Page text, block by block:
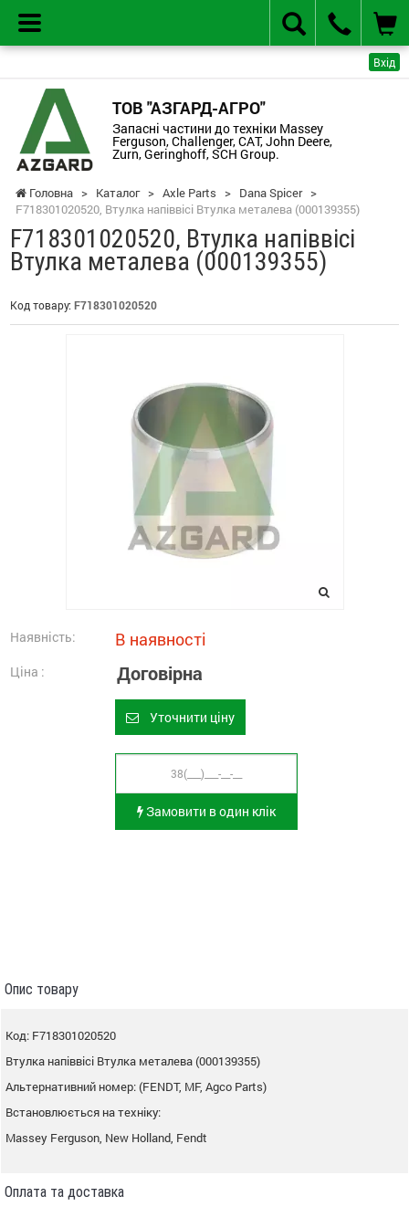
Вхід
ТОВ "АЗГАРД-АГРО"
Запасні частини до техніки Massey
Ferguson, Challenger, CAT, John Deere,
Zurn, Geringhoff, SCH Group.
Головна > Каталог > Axle Parts > Dana Spicer >
F718301020520, Втулка напіввісі Втулка металева (000139355)
F718301020520, Втулка напіввісі
Втулка металева (000139355)
Код товару: F718301020520
Наявність: В наявності
Ціна : Договірна
Уточнити ціну
Замовити в один клік
Опис товару
Код: F718301020520
Втулка напіввісі Втулка металева (000139355)
Альтернативний номер: (FENDT, MF, Agco Parts)
Встановлюється на техніку:
Massey Ferguson, New Holland, Fendt
Оплата та доставка